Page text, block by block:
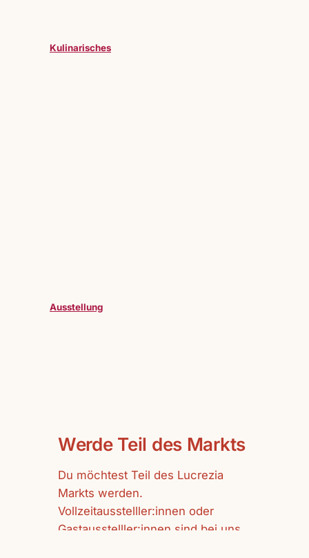
Kulinarisches
Ausstellung
Werde Teil des Markts
Du möchtest Teil des Lucrezia
Markts werden.
Vollzeitausstelller:innen oder
Gastausstelller:innen sind bei uns